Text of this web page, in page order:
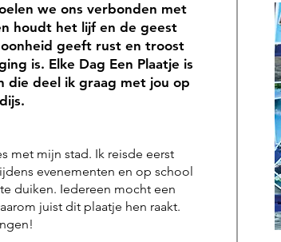
we ons verbonden met
houdt het lijf en de geest
geeft rust en troost
is. Elke Dag Een Plaatje is
die deel ik graag met jou op
met mijn stad. Ik reisde eerst
evenementen en op school
duiken. Iedereen mocht een
juist dit plaatje hen raakt.